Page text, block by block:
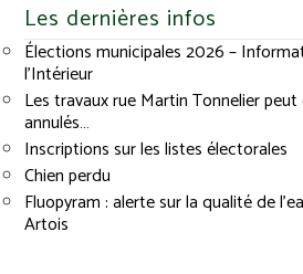
Les dernières infos
Élections municipales 2026 –
l’Intérieur
Les travaux rue Martin Tonnelier
annulés…
Inscriptions sur les listes électorales
Chien perdu
Fluopyram : alerte sur la qualité de
Artois